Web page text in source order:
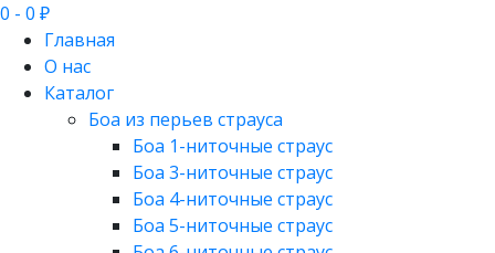
0 - 0 ₽
Главная
О нас
Каталог
Боа из перьев страуса
Боа 1-ниточные страус
Боа 3-ниточные страус
Боа 4-ниточные страус
Боа 5-ниточные страус